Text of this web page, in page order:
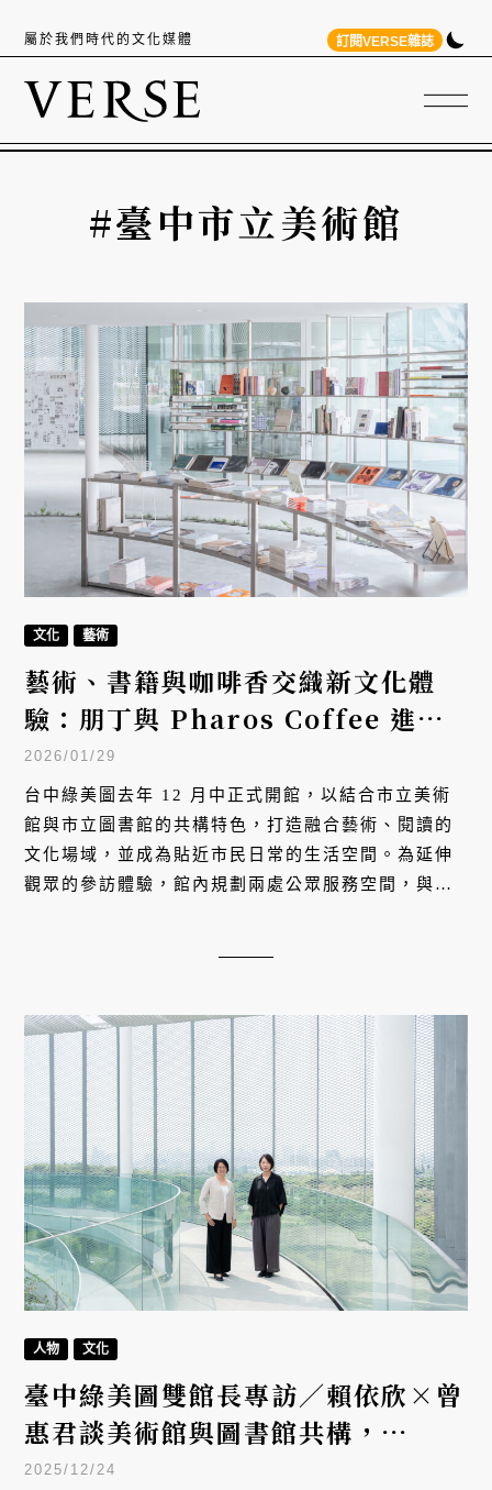
屬於我們時代的文化媒體 訂閱VERSE雜誌
#臺中市立美術館
文化 藝術
藝術、書籍與咖啡香交織新文化體
驗：朋丁與 Pharos Coffee 進駐
台中綠美圖，打造療癒日常風景
2026/01/29
台中綠美圖去年 12 月中正式開館，以結合市立美術
館與市立圖書館的共構特色，打造融合藝術、閱讀的
文化場域，並成為貼近市民日常的生活空間。為延伸
觀眾的參訪體驗，館內規劃兩處公眾服務空間，與深
人物 文化
臺中綠美圖雙館長專訪／賴依欣×曾
惠君談美術館與圖書館共構，
SANAA建築下的文化實驗
2025/12/24